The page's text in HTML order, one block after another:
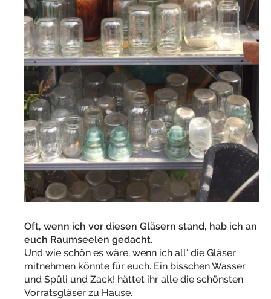
Oft, wenn ich vor diesen Gläsern stand, hab ich an
euch Raumseelen gedacht.
Und wie schön es wäre, wenn ich all‘ die Gläser
mitnehmen könnte für euch. Ein bisschen Wasser
und Spüli und Zack! hättet ihr alle die schönsten
Vorratsgläser zu Hause.